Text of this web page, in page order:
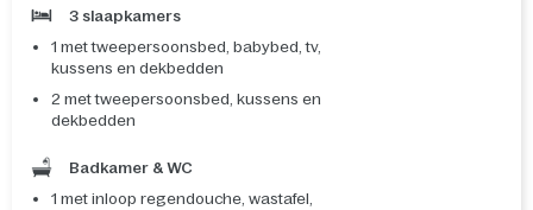
3 slaapkamers
1 met tweepersoonsbed, babybed, tv,
kussens en dekbedden
2 met tweepersoonsbed, kussens en
dekbedden
Badkamer & WC
1 met inloop regendouche, wastafel,